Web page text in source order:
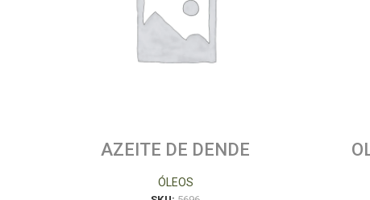
AZEITE DE DENDE
ÓLEOS